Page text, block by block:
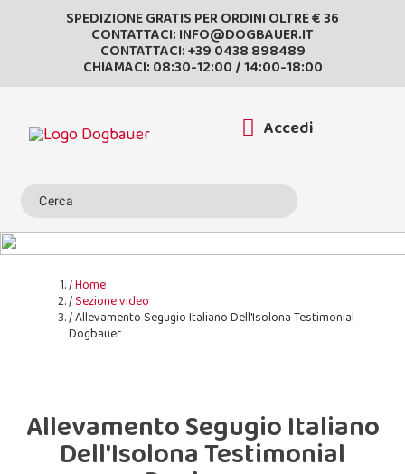
SPEDIZIONE GRATIS PER ORDINI OLTRE € 36
CONTATTACI: INFO@DOGBAUER.IT
CONTATTACI:+39 0438 898489
CHIAMACI: 08:30-12:00 / 14:00-18:00
Accedi
Home
Sezione video
Allevamento Segugio Italiano Dell'Isolona Testimonial
Dogbauer
Allevamento Segugio Italiano
Dell'Isolona Testimonial